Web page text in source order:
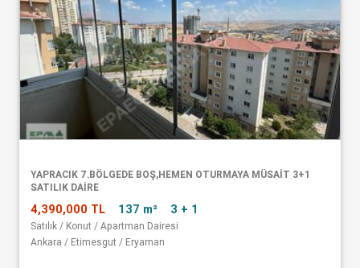
YAPRACIK 7.BÖLGEDE BOŞ,HEMEN OTURMAYA MÜSAİT 3+1
SATILIK DAİRE
4,390,000 TL 137 m² 3 + 1
Satılık / Konut / Apartman Dairesi
Ankara / Etimesgut / Eryaman